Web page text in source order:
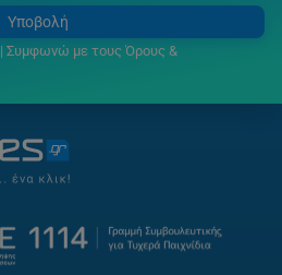
Υποβολή
Συμφωνώ με τους Όρους &